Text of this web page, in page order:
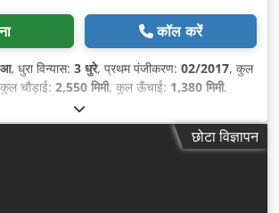
कॉल करें
, धुरा विन्यास: 3 धुरे, प्रथम पंजीकरण: 02/2017, कुल
चौड़ाई: 2,550 मिमी, कुल ऊँचाई: 1,380 मिमी,
205/65R17,5
छोटा विज्ञापन